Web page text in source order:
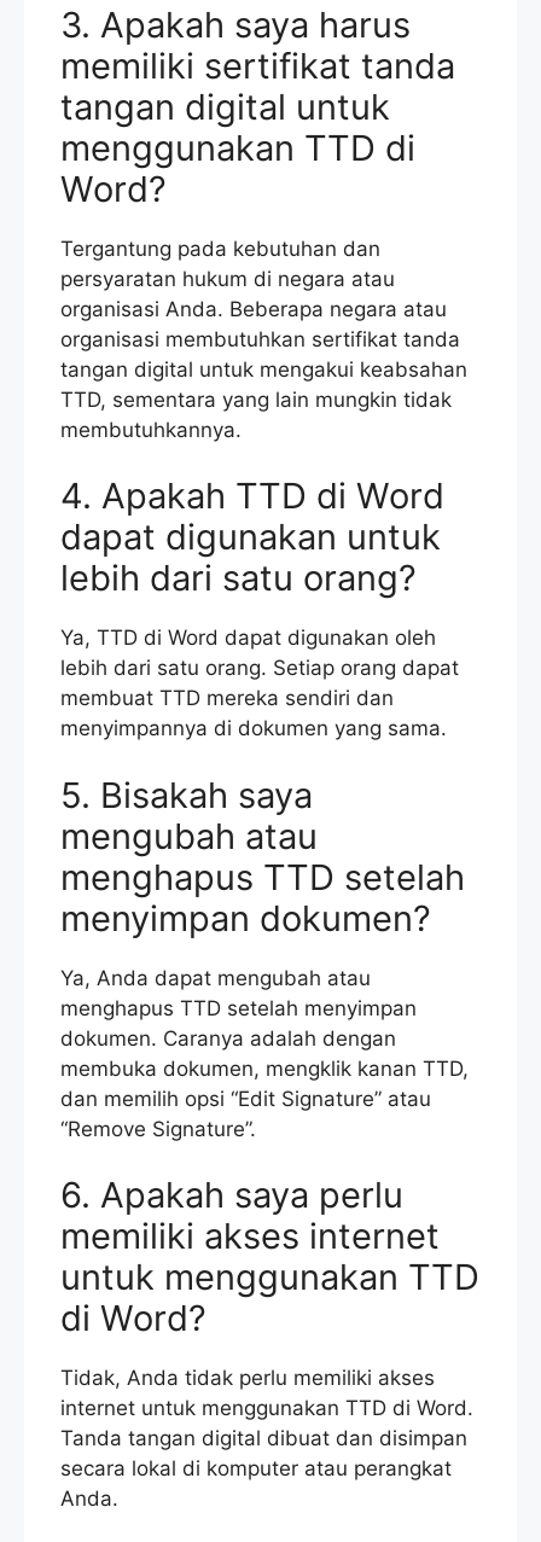
3. Apakah saya harus
memiliki sertifikat tanda
tangan digital untuk
menggunakan TTD di
Word?
Tergantung pada kebutuhan dan
persyaratan hukum di negara atau
organisasi Anda. Beberapa negara atau
organisasi membutuhkan sertifikat tanda
tangan digital untuk mengakui keabsahan
TTD, sementara yang lain mungkin tidak
membutuhkannya.
4. Apakah TTD di Word
dapat digunakan untuk
lebih dari satu orang?
Ya, TTD di Word dapat digunakan oleh
lebih dari satu orang. Setiap orang dapat
membuat TTD mereka sendiri dan
menyimpannya di dokumen yang sama.
5. Bisakah saya
mengubah atau
menghapus TTD setelah
menyimpan dokumen?
Ya, Anda dapat mengubah atau
menghapus TTD setelah menyimpan
dokumen. Caranya adalah dengan
membuka dokumen, mengklik kanan TTD,
dan memilih opsi “Edit Signature” atau
“Remove Signature”.
6. Apakah saya perlu
memiliki akses internet
untuk menggunakan TTD
di Word?
Tidak, Anda tidak perlu memiliki akses
internet untuk menggunakan TTD di Word.
Tanda tangan digital dibuat dan disimpan
secara lokal di komputer atau perangkat
Anda.